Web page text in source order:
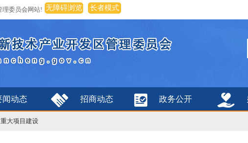
理委员会网站! 无障碍浏览 长者模式
闻动态 招商动态 政务公开
重大项目建设